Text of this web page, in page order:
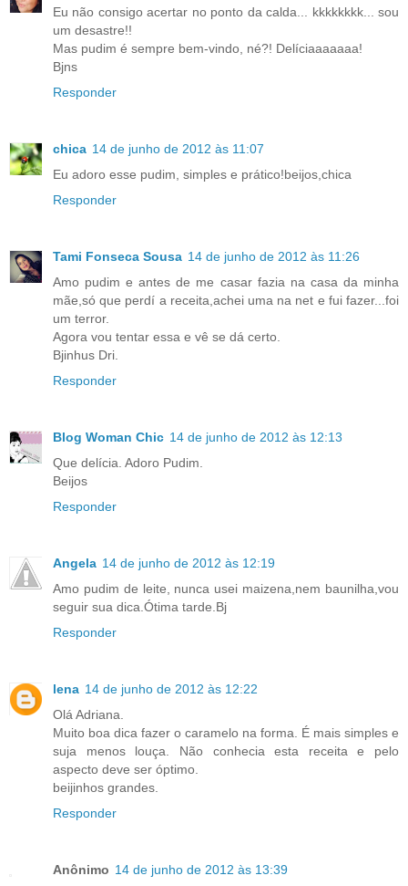
Eu não consigo acertar no ponto da calda... kkkkkkkk... sou
um desastre!!
Mas pudim é sempre bem-vindo, né?! Delíciaaaaaaa!
Bjns
Responder
chica 14 de junho de 2012 às 11:07
Eu adoro esse pudim, simples e prático!beijos,chica
Responder
Tami Fonseca Sousa 14 de junho de 2012 às 11:26
Amo pudim e antes de me casar fazia na casa da minha
mãe,só que perdí a receita,achei uma na net e fui fazer...foi
um terror.
Agora vou tentar essa e vê se dá certo.
Bjinhus Dri.
Responder
Blog Woman Chic 14 de junho de 2012 às 12:13
Que delícia. Adoro Pudim.
Beijos
Responder
Angela 14 de junho de 2012 às 12:19
Amo pudim de leite, nunca usei maizena,nem baunilha,vou
seguir sua dica.Ótima tarde.Bj
Responder
lena 14 de junho de 2012 às 12:22
Olá Adriana.
Muito boa dica fazer o caramelo na forma. É mais simples e
suja menos louça. Não conhecia esta receita e pelo
aspecto deve ser óptimo.
beijinhos grandes.
Responder
Anônimo 14 de junho de 2012 às 13:39